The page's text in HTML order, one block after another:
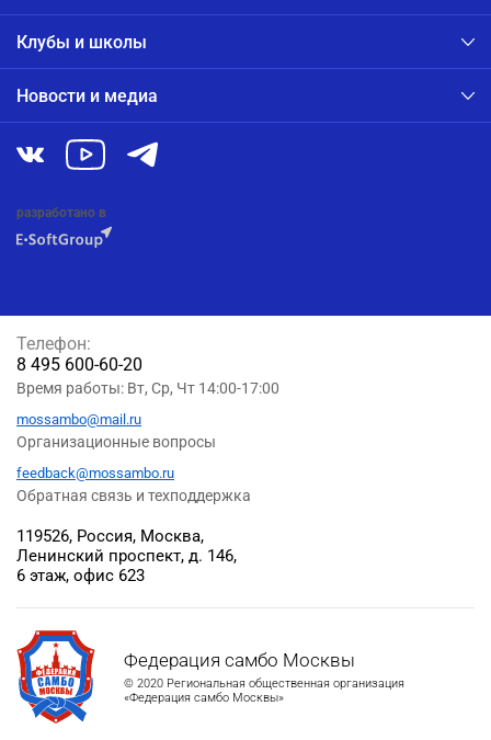
Клубы и школы
Новости и медиа
разработано в
Федерация самбо Москвы
© 2020 Региональная общественная организация
«Федерация самбо Москвы»
119526, Россия, Москва,
Ленинский проспект, д. 146,
6 этаж, офис 623
Телефон:
8 495 600-60-20
Время работы: Вт, Ср, Чт 14:00-17:00
mossambo@mail.ru
Организационные вопросы
feedback@mossambo.ru
Обратная связь и техподдержка